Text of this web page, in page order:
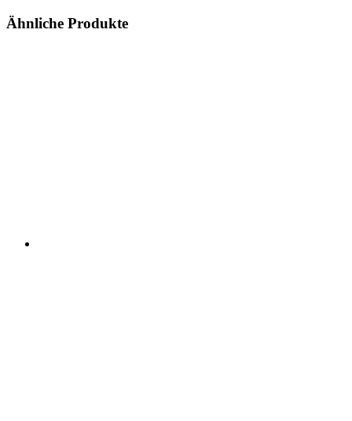
Ähnliche Produkte